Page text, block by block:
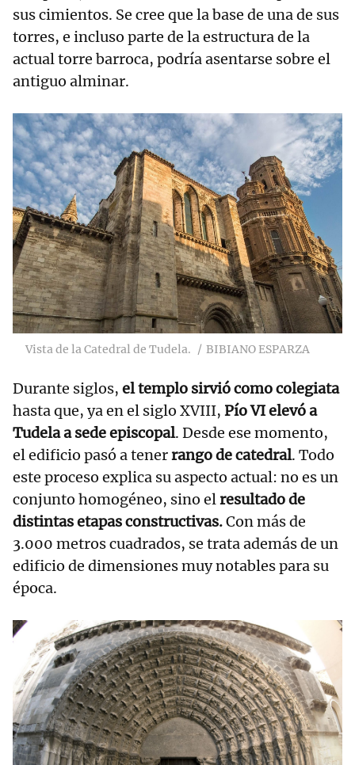
sus cimientos. Se cree que la base de una de sus
torres, e incluso parte de la estructura de la
actual torre barroca, podría asentarse sobre el
antiguo alminar.
Vista de la Catedral de Tudela. BIBIANO ESPARZA
Durante siglos, el templo sirvió como colegiata
hasta que, ya en el siglo XVIII, Pío VI elevó a
Tudela a sede episcopal. Desde ese momento,
el edificio pasó a tenerrango de catedral. Todo
este proceso explica su aspecto actual: no es un
conjunto homogéneo, sino elresultado de
distintas etapas constructivas.Con más de
3.000 metros cuadrados, se trata además de un
edificio de dimensiones muy notables para su
época.